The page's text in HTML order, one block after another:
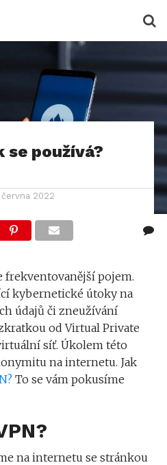
se používá?
2022
frekventovanější pojem.
kybernetické útoky na
údajů či zneužívání
od Virtual Private
síť. Úkolem této
na internetu. Jak
To se vám pokusíme
na internetu se stránkou